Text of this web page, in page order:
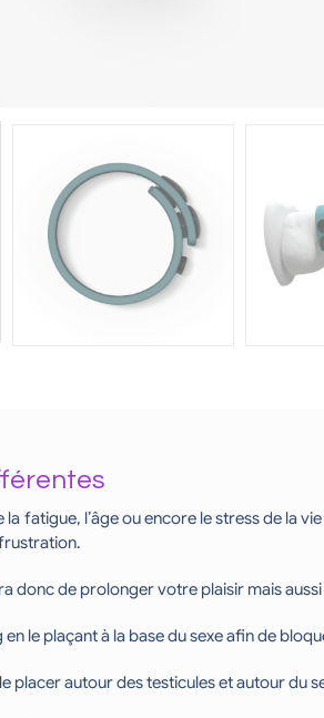
fatigue, l’âge ou encore le stress de la
donc de prolonger votre plaisir mais
le plaçant à la base du sexe afin de
placer autour des testicules et autour du